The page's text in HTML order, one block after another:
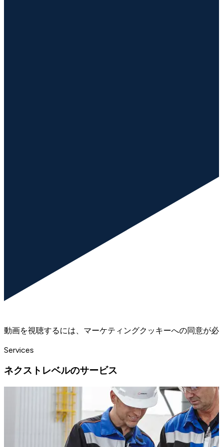
動画を視聴するには、マーケティングクッキーへの同意が必
Services
ネクストレベルのサービス